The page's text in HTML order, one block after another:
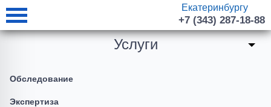
Екатеринбургу
+7 (343) 287-18-88
Услуги
Обследование
Экспертиза